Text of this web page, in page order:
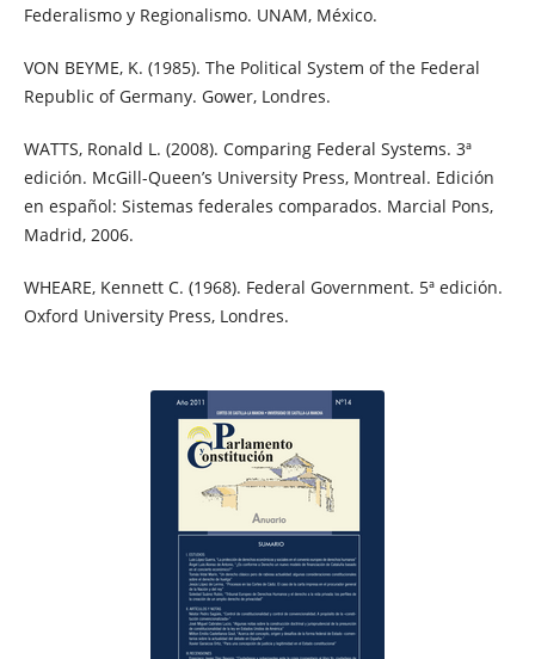
Federalismo y Regionalismo. UNAM, México.
VON BEYME, K. (1985). The Political System of the Federal
Republic of Germany. Gower, Londres.
WATTS, Ronald L. (2008). Comparing Federal Systems. 3ª
edición. McGill-Queen’s University Press, Montreal. Edición
en español: Sistemas federales comparados. Marcial Pons,
Madrid, 2006.
WHEARE, Kennett C. (1968). Federal Government. 5ª edición.
Oxford University Press, Londres.